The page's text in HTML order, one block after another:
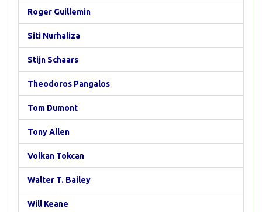
Roger Guillemin
Siti Nurhaliza
Stijn Schaars
Theodoros Pangalos
Tom Dumont
Tony Allen
Volkan Tokcan
Walter T. Bailey
Will Keane